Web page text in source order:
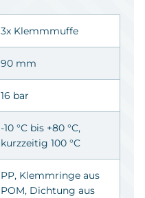
3x Klemmmuffe
90 mm
16 bar
-10 °C bis +80 °C,
kurzzeitig 100 °C
PP, Klemmringe aus
POM, Dichtung aus